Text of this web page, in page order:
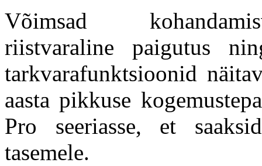
Võimsad
riistvaraline paigutus
tarkvarafunktsioonid
aasta pikkuse
Pro seeriasse, et
tasemele.